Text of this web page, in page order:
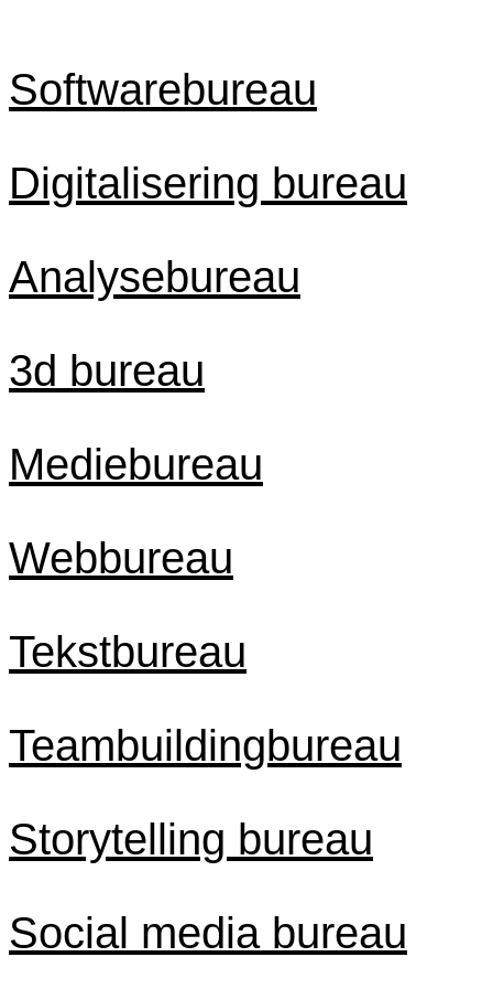
Softwarebureau
Digitalisering bureau
Analysebureau
3d bureau
Mediebureau
Webbureau
Tekstbureau
Teambuildingbureau
Storytelling bureau
Social media bureau